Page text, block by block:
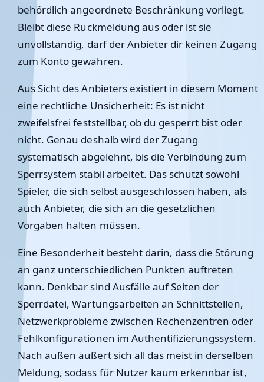
behördlich angeordnete Beschränkung vorliegt.
Bleibt diese Rückmeldung aus oder ist sie
unvollständig, darf der Anbieter dir keinen Zugang
zum Konto gewähren.
Aus Sicht des Anbieters existiert in diesem Moment
eine rechtliche Unsicherheit: Es ist nicht
zweifelsfrei feststellbar, ob du gesperrt bist oder
nicht. Genau deshalb wird der Zugang
systematisch abgelehnt, bis die Verbindung zum
Sperrsystem stabil arbeitet. Das schützt sowohl
Spieler, die sich selbst ausgeschlossen haben, als
auch Anbieter, die sich an die gesetzlichen
Vorgaben halten müssen.
Eine Besonderheit besteht darin, dass die Störung
an ganz unterschiedlichen Punkten auftreten
kann. Denkbar sind Ausfälle auf Seiten der
Sperrdatei, Wartungsarbeiten an Schnittstellen,
Netzwerkprobleme zwischen Rechenzentren oder
Fehlkonfigurationen im Authentifizierungssystem.
Nach außen äußert sich all das meist in derselben
Meldung, sodass für Nutzer kaum erkennbar ist,